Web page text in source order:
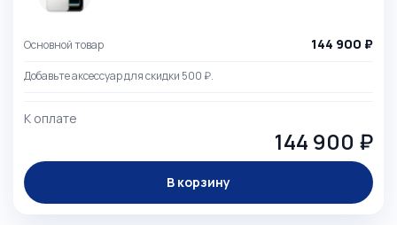
Основной товар 144 900 ₽
Добавьте аксессуар для скидки 500 ₽.
К оплате
144 900 ₽
В корзину